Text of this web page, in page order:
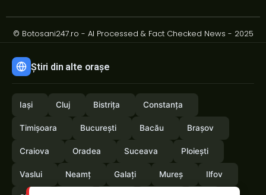
© Botosani247.ro - AI Processed & Fact Checked News - 2025
Știri din alte orașe
Iași Cluj Bistrița Constanța
Timișoara București Bacău Brașov
Craiova Oradea Suceava Ploiești
Vaslui Neamț Galați Mureș Ilfov